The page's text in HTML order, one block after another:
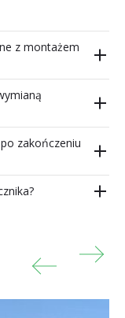
z montażem
zakończeniu